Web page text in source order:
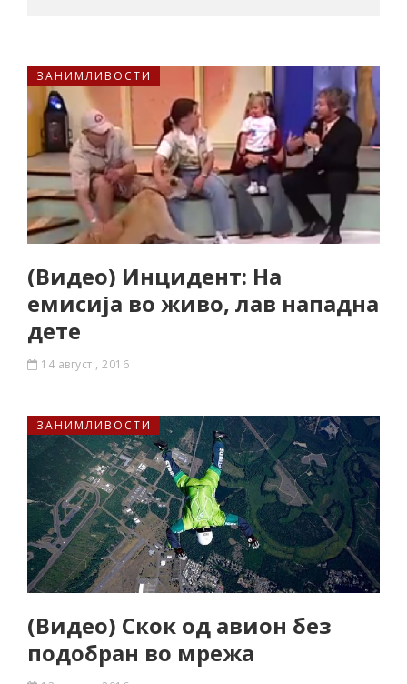
ЗАНИМЛИВОСТИ
(Видео) Инцидент: На
емисија во живо, лав нападна
дете
14 август , 2016
ЗАНИМЛИВОСТИ
(Видео) Скок од авион без
подобран во мрежа